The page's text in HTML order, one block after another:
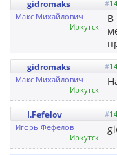
gidromaks #
Макс Михайлович
Иркутск
В
gidromaks #
Макс Михайлович
Иркутск
I.Fefelov #
Игорь Фефелов
Иркутск